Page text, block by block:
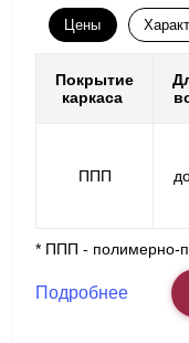
Цены
Покрытие
каркаса
ППП
* ППП - полимерно-
Подробнее